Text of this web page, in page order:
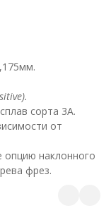
сорта 3А.
от
опцию наклонного
фрез.